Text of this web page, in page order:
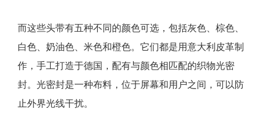
而这些头带有五种不同的颜色可选，包括灰色、棕色、
白色、奶油色、米色和橙色。它们都是用意大利皮革制
作，手工打造于德国，配有与颜色相匹配的织物光密
封。光密封是一种布料，位于屏幕和用户之间，可以防
止外界光线干扰。